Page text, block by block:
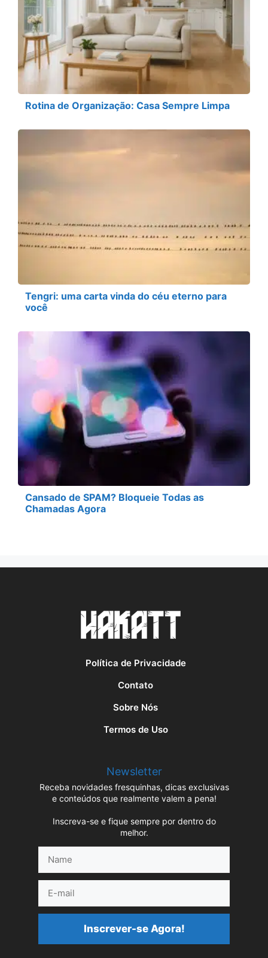
Rotina de Organização: Casa Sempre Limpa
Tengri: uma carta vinda do céu eterno para
você
Cansado de SPAM? Bloqueie Todas as
Chamadas Agora
Política de Privacidade
Contato
Sobre Nós
Termos de Uso
Newsletter
Receba novidades fresquinhas, dicas exclusivas
e conteúdos que realmente valem a pena!
Inscreva-se e fique sempre por dentro do
melhor.
mail
Inscrever-se Agora!